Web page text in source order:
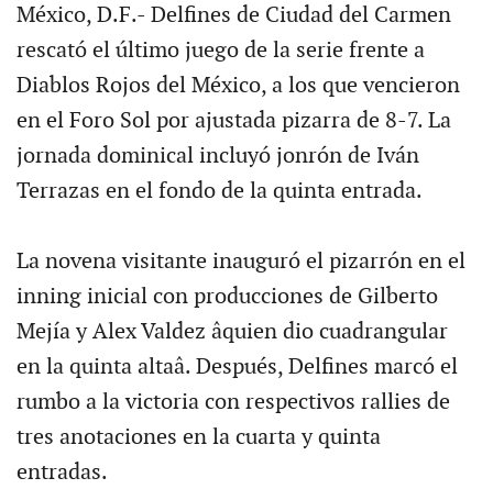
México, D.F.- Delfines de Ciudad del Carmen
rescató el último juego de la serie frente a
Diablos Rojos del México, a los que vencieron
en el Foro Sol por ajustada pizarra de 8-7. La
jornada dominical incluyó jonrón de Iván
Terrazas en el fondo de la quinta entrada.
La novena visitante inauguró el pizarrón en el
inning inicial con producciones de Gilberto
Mejía y Alex Valdez âquien dio cuadrangular
en la quinta altaâ. Después, Delfines marcó el
rumbo a la victoria con respectivos rallies de
tres anotaciones en la cuarta y quinta
entradas.